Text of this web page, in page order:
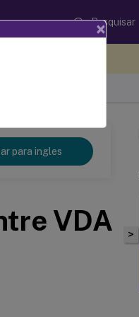
Pesquisar
para ingles
VDA
>
×